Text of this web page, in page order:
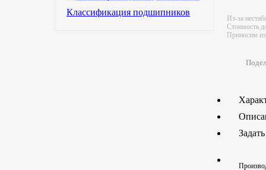
Классификация подшипников
Из-за
Стоимость
Приносим